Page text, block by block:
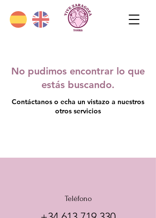
No pudimos encontrar lo que
estás buscando.
Contáctanos o echa un vistazo a nuestros
otros servicios
Teléfono